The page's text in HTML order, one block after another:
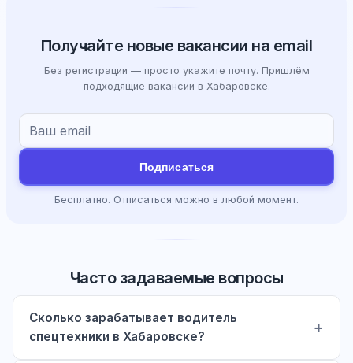
Получайте новые вакансии на email
Без регистрации — просто укажите почту. Пришлём
подходящие вакансии в Хабаровске.
Подписаться
Бесплатно. Отписаться можно в любой момент.
Часто задаваемые вопросы
Сколько зарабатывает водитель
спецтехники в Хабаровске?